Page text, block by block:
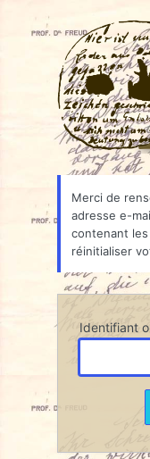
passe
oublié
Merci de
adresse e-
contenant
réinitialiser
Identifiant